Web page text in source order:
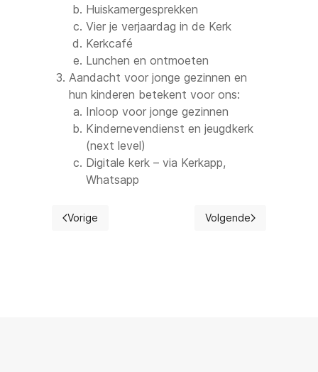
Huiskamergesprekken
Vier je verjaardag in de Kerk
Kerkcafé
Lunchen en ontmoeten
Aandacht voor jonge gezinnen en
hun kinderen betekent voor ons:
Inloop voor jonge gezinnen
Kindernevendienst en jeugdkerk
(next level)
Digitale kerk – via Kerkapp,
Whatsapp
Vorig artikel: Predikanten
Vorige Volgende artikel:
Volgende